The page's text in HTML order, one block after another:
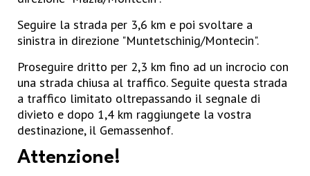
Seguire la strada per 3,6 km e poi svoltare a
sinistra in direzione "Muntetschinig/Montecin".
Proseguire dritto per 2,3 km fino ad un incrocio con
una strada chiusa al traffico. Seguite questa strada
a traffico limitato oltrepassando il segnale di
divieto e dopo 1,4 km raggiungete la vostra
destinazione, il Gemassenhof.
Attenzione!